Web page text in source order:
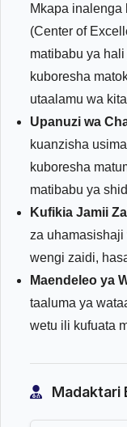
Mkapa inalenga
(Center of
matibabu ya
kuboresha
utaalamu wa
Upanuzi wa
kuanzisha
kuboresha
matibabu ya
Kufikia Jamii
za
wengi zaidi,
Maendeleo ya
taaluma ya
wetu ili kufuata
Madaktari